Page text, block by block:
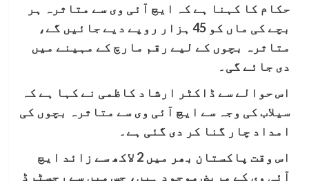
حکام کا کہنا ہے کہ ایچ آئی وی سے متاثرہ ہر
بچے کی ماں کو 45 ہزار روپے دیے جائیں گے،
متاثرہ بچوں کے لیے رقم مارچ کے مہینے میں
دی جائے گی۔
اس حوالے سے ڈاکٹر ارشاد کاظمی نے کہا ہے کہ
سیلاب کی وجہ سے ایچ آئی وی سے متاثرہ بچوں کی
امداد چار گنا کر دی گئی ہے۔
اس وقت پاکستان بھر میں 2 لاکھ سے زائد ایچ
آئی وی کے مریض موجود ہیں، جس میں سے رجسٹرڈ